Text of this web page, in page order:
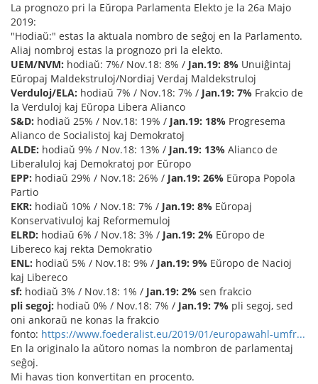
La prognozo pri la Eŭropa Parlamenta Elekto je la 26a Majo
2019:
"Hodiaŭ:" estas la aktuala nombro de seĝoj en la Parlamento.
Aliaj nombroj estas la prognozo pri la elekto.
UEM/NVM: hodiaŭ: 7%/ Nov.18: 8% / Jan.19: 8% Unuiĝintaj
Eŭropaj Maldekstruloj/Nordiaj Verdaj Maldekstruloj
Verduloj/ELA: hodiaŭ 7% / Nov.18: 7% / Jan.19: 7% Frakcio de
la Verduloj kaj Eŭropa Libera Alianco
S&D: hodiaŭ 25% / Nov.18: 19% / Jan.19: 18% Progresema
Alianco de Socialistoj kaj Demokratoj
ALDE: hodiaŭ 9% / Nov.18: 13% / Jan.19: 13% Alianco de
Liberaluloj kaj Demokratoj por Eŭropo
EPP: hodiaŭ 29% / Nov.18: 26% / Jan.19: 26% Eŭropa Popola
Partio
EKR: hodiaŭ 10% / Nov.18: 7% / Jan.19: 8% Eŭropaj
Konservativuloj kaj Reformemuloj
ELRD: hodiaŭ 6% / Nov.18: 3% / Jan.19: 2% Eŭropo de
Libereco kaj rekta Demokratio
ENL: hodiaŭ 5% / Nov.18: 9% / Jan.19: 9% Eŭropo de Nacioj
kaj Libereco
sf: hodiaŭ 3% / Nov.18: 1% / Jan.19: 2% sen frakcio
pli segoj: hodiaŭ 0% / Nov.18: 7% / Jan.19: 7% pli segoj, sed
oni ankoraŭ ne konas la frakcio
fonto: https://www.foederalist.eu/2019/01/europawahl-umfr...
En la originalo la aŭtoro nomas la nombron de parlamentaj
seĝoj.
Mi havas tion konvertitan en procento.